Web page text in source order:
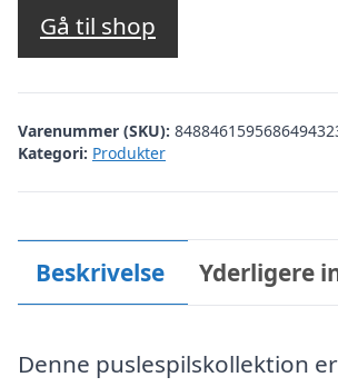
Gå til shop
Varenummer (SKU):
Kategori: Produkter
Beskrivelse Yderligere
Denne puslespilskollektion